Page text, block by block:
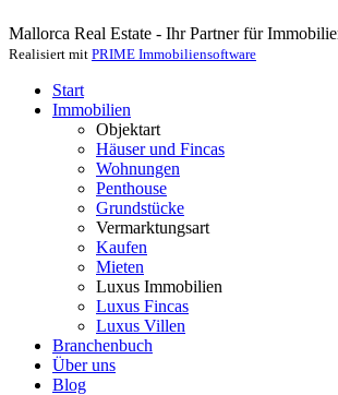
Mallorca Real Estate - Ihr Partner für
Realisiert mit PRIME Immobiliensoftware
Start
Immobilien
Objektart
Häuser und Fincas
Wohnungen
Penthouse
Grundstücke
Vermarktungsart
Kaufen
Mieten
Luxus Immobilien
Luxus Fincas
Luxus Villen
Branchenbuch
Über uns
Blog